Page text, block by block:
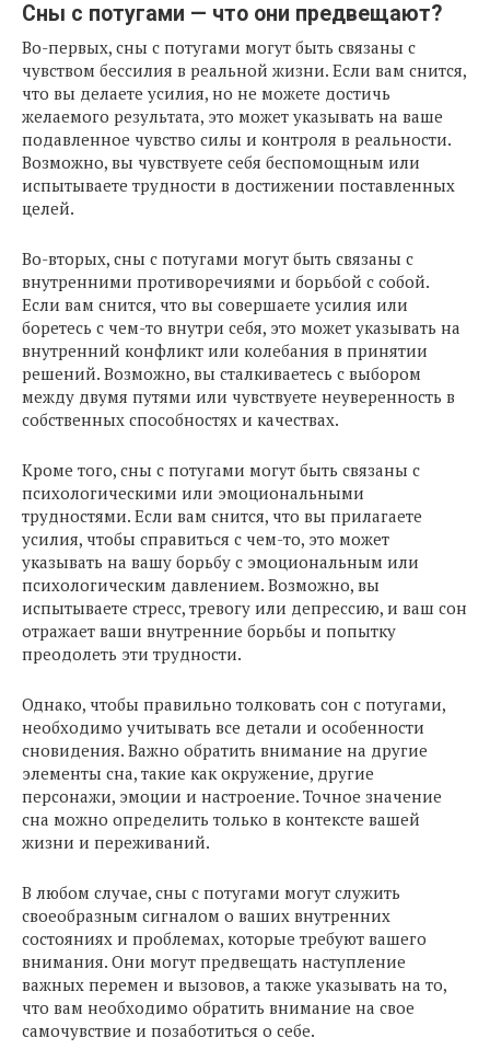
Сны с потугами — что они предвещают?
Во-первых, сны с потугами могут быть связаны с
чувством бессилия в реальной жизни. Если вам снится,
что вы делаете усилия, но не можете достичь
желаемого результата, это может указывать на ваше
подавленное чувство силы и контроля в реальности.
Возможно, вы чувствуете себя беспомощным или
испытываете трудности в достижении поставленных
целей.
Во-вторых, сны с потугами могут быть связаны с
внутренними противоречиями и борьбой с собой.
Если вам снится, что вы совершаете усилия или
боретесь с чем-то внутри себя, это может указывать на
внутренний конфликт или колебания в принятии
решений. Возможно, вы сталкиваетесь с выбором
между двумя путями или чувствуете неуверенность в
собственных способностях и качествах.
Кроме того, сны с потугами могут быть связаны с
психологическими или эмоциональными
трудностями. Если вам снится, что вы прилагаете
усилия, чтобы справиться с чем-то, это может
указывать на вашу борьбу с эмоциональным или
психологическим давлением. Возможно, вы
испытываете стресс, тревогу или депрессию, и ваш сон
отражает ваши внутренние борьбы и попытку
преодолеть эти трудности.
Однако, чтобы правильно толковать сон с потугами,
необходимо учитывать все детали и особенности
сновидения. Важно обратить внимание на другие
элементы сна, такие как окружение, другие
персонажи, эмоции и настроение. Точное значение
сна можно определить только в контексте вашей
жизни и переживаний.
В любом случае, сны с потугами могут служить
своеобразным сигналом о ваших внутренних
состояниях и проблемах, которые требуют вашего
внимания. Они могут предвещать наступление
важных перемен и вызовов, а также указывать на то,
что вам необходимо обратить внимание на свое
самочувствие и позаботиться о себе.